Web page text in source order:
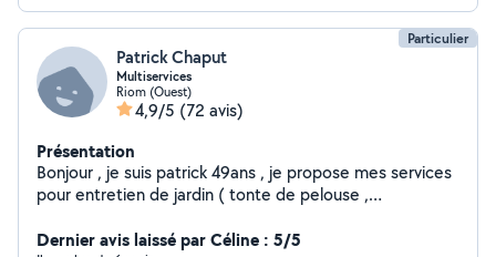
Particulier
Patrick Chaput
Multiservices
Riom (Ouest)
4,9/5 (72 avis)
Présentation
Bonjour , je suis patrick 49ans , je propose mes services
pour entretien de jardin ( tonte de pelouse ,
gravat Transport de colis , meuble etc....
Dernier avis laissé par Céline : 5/5